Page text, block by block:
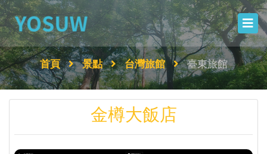
首頁 景點 台灣旅館 臺東旅館
金樽大飯店